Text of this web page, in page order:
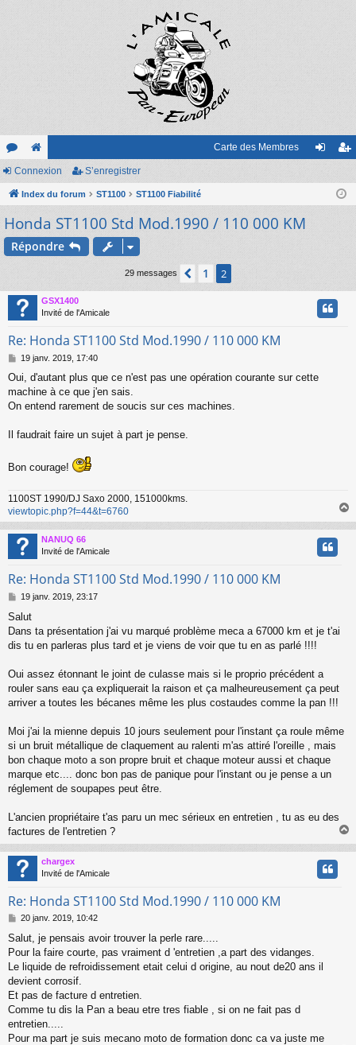
or
u
m
e
sit
e
Carte des Membres
nr
r
Connexion S’enregistrer
Index du forum ST1100 ST1100 Fiabilité
Honda ST1100 Std Mod.1990 / 110 000 KM
Répondre
29 messages Précédente
1 2
GSX1400
Invité de l'Amicale
Re: Honda ST1100 Std Mod.1990 / 110 000 KM
M
s
s
a
e
19 janv. 2019, 17:40
Oui, d'autant plus que ce n'est pas une opération courante sur cette
machine à ce que j'en sais.
On entend rarement de soucis sur ces machines.
Il faudrait faire un sujet à part je pense.
Bon courage!
1100ST 1990/DJ Saxo 2000, 151000kms.
viewtopic.php?f=44&t=6760
a
u
NANUQ 66
Invité de l'Amicale
Re: Honda ST1100 Std Mod.1990 / 110 000 KM
M
s
s
a
19 janv. 2019, 23:17
Salut
Dans ta présentation j'ai vu marqué problème meca a 67000 km et je t'ai
dis tu en parleras plus tard et je viens de voir que tu en as parlé !!!!
Oui assez étonnant le joint de culasse mais si le proprio précédent a
rouler sans eau ça expliquerait la raison et ça malheureusement ça peut
arriver a toutes les bécanes même les plus costaudes comme la pan !!!
Moi j'ai la mienne depuis 10 jours seulement pour l'instant ça roule même
si un bruit métallique de claquement au ralenti m'as attiré l'oreille , mais
bon chaque moto a son propre bruit et chaque moteur aussi et chaque
marque etc.... donc bon pas de panique pour l'instant ou je pense a un
réglement de soupapes peut être.
L'ancien propriétaire t'as paru un mec sérieux en entretien , tu as eu des
factures de l'entretien ?
a
u
chargex
Invité de l'Amicale
Re: Honda ST1100 Std Mod.1990 / 110 000 KM
M
s
s
a
20 janv. 2019, 10:42
Salut, je pensais avoir trouver la perle rare.....
Pour la faire courte, pas vraiment d 'entretien ,a part des vidanges.
Le liquide de refroidissement etait celui d origine, au nout de20 ans il
devient corrosif.
Et pas de facture d entretien.
Comme tu dis la Pan a beau etre tres fiable , si on ne fait pas d
entretien.....
Pour ma part je suis mecano moto de formation donc ca va juste me